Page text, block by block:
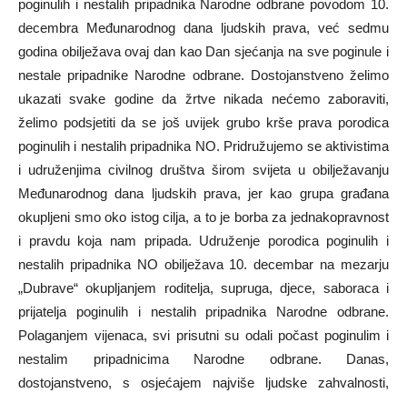
poginulih i nestalih pripadnika Narodne odbrane povodom 10.
decembra Međunarodnog dana ljudskih prava, već sedmu
godina obilježava ovaj dan kao Dan sjećanja na sve poginule i
nestale pripadnike Narodne odbrane. Dostojanstveno želimo
ukazati svake godine da žrtve nikada nećemo zaboraviti,
želimo podsjetiti da se još uvijek grubo krše prava porodica
poginulih i nestalih pripadnika NO. Pridružujemo se aktivistima
i udruženjima civilnog društva širom svijeta u obilježavanju
Međunarodnog dana ljudskih prava, jer kao grupa građana
okupljeni smo oko istog cilja, a to je borba za jednakopravnost
i pravdu koja nam pripada. Udruženje porodica poginulih i
nestalih pripadnika NO obilježava 10. decembar na mezarju
„Dubrave“ okupljanjem roditelja, supruga, djece, saboraca i
prijatelja poginulih i nestalih pripadnika Narodne odbrane.
Polaganjem vijenaca, svi prisutni su odali počast poginulim i
nestalim pripadnicima Narodne odbrane. Danas,
dostojanstveno, s osjećajem najviše ljudske zahvalnosti,